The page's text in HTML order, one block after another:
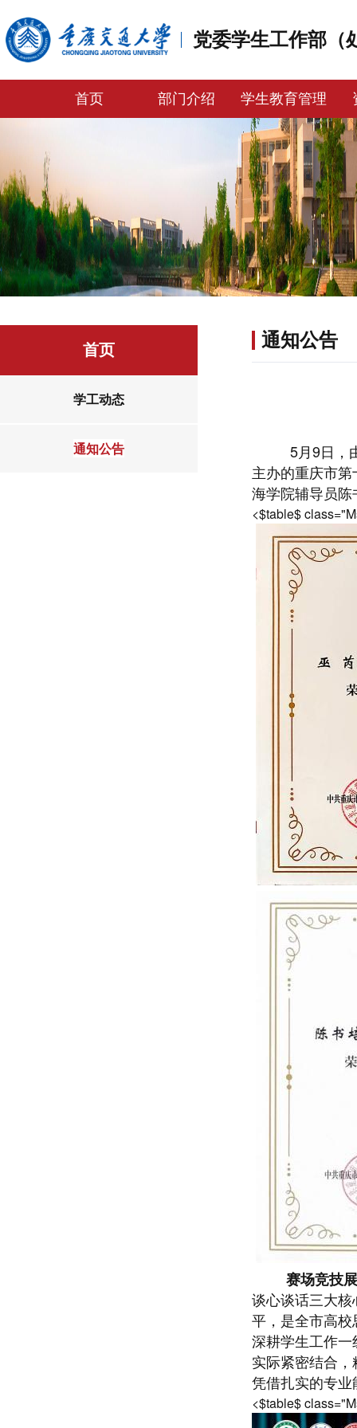
党委学生工作部（
首页 部门介绍 学生教育管理
首页
学工动态
通知公告
通知公告
5月9日，
主办的重庆市
海学院辅导员
<$table$
赛场竞技
谈心谈话三大
平，是全市高
深耕学生工作
实际紧密结合
凭借扎实的专
<$table$